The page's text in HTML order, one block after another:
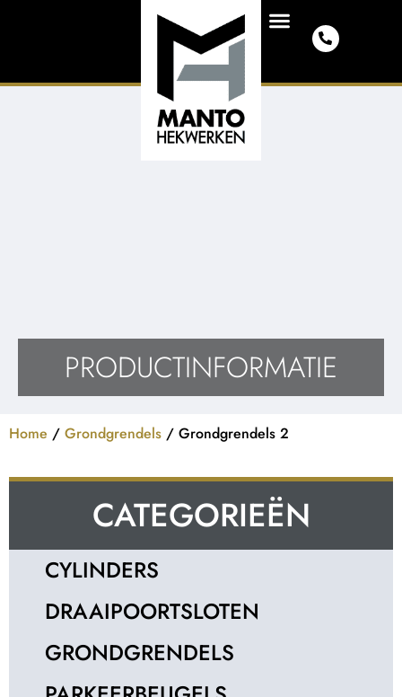
PRODUCTINFORMATIE
Home / Grondgrendels / Grondgrendels 2
CATEGORIEËN
CYLINDERS
DRAAIPOORTSLOTEN
GRONDGRENDELS